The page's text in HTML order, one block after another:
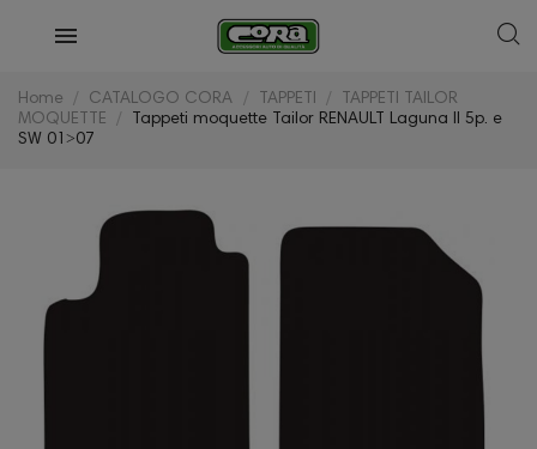
Home CATALOGO CORA TAPPETI
TAPPETI TAILOR
MOQUETTE
Tappeti moquette Tailor RENAULT Laguna II 5p. e
SW 01˃07